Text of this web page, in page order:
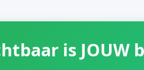
is JOUW